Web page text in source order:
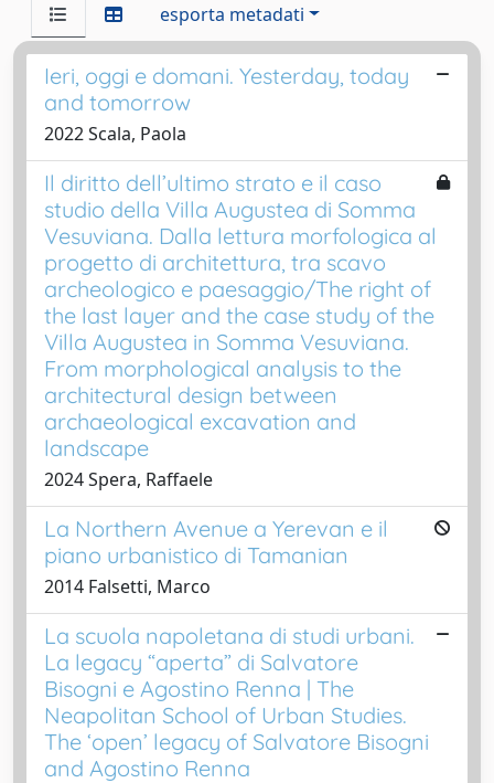
esporta metadati
Ieri, oggi e domani. Yesterday, today
and tomorrow
2022 Scala, Paola
Il diritto dell’ultimo strato e il caso
studio della Villa Augustea di Somma
Vesuviana. Dalla lettura morfologica al
progetto di architettura, tra scavo
archeologico e paesaggio/The right of
the last layer and the case study of the
Villa Augustea in Somma Vesuviana.
From morphological analysis to the
architectural design between
archaeological excavation and
landscape
2024 Spera, Raffaele
La Northern Avenue a Yerevan e il
piano urbanistico di Tamanian
2014 Falsetti, Marco
La scuola napoletana di studi urbani.
La legacy “aperta” di Salvatore
Bisogni e Agostino Renna | The
Neapolitan School of Urban Studies.
The ‘open’ legacy of Salvatore Bisogni
and Agostino Renna